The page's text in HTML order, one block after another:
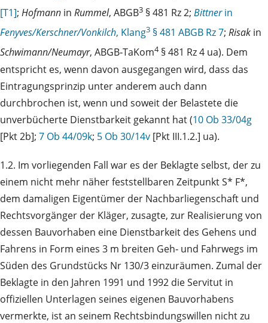
[T1]; Hofmann in Rummel, ABGB3 § 481 Rz 2; Bittnerin
Fenyves/Kerschner/Vonkilch, Klang3 § 481 ABGB Rz 7; Risak in
Schwimann/Neumayr, ABGB‑TaKom4§ 481 Rz 4 ua). Dem
entspricht es, wenn davon ausgegangen wird, dass das
Eintragungsprinzip unter anderem auch dann
durchbrochen ist, wenn und soweit der Belastete die
unverbücherte Dienstbarkeit gekannt hat (10 Ob 33/04g
[Pkt 2b]; 7 Ob 44/09k; 5 Ob 30/14v [Pkt III.1.2.] ua).
1.2. Im vorliegenden Fall war es der Beklagte selbst, der zu
einem nicht mehr näher feststellbaren Zeitpunkt S* F*,
dem damaligen Eigentümer der Nachbarliegenschaft und
Rechtsvorgänger der Kläger, zusagte, zur Realisierung von
dessen Bauvorhaben eine Dienstbarkeit des Gehens und
Fahrens in Form eines 3 m breiten Geh‑ und Fahrwegs im
Süden des Grundstücks Nr 130/3 einzuräumen. Zumal der
Beklagte in den Jahren 1991 und 1992 die Servitut in
offiziellen Unterlagen seines eigenen Bauvorhabens
vermerkte, ist an seinem Rechtsbindungswillen nicht zu